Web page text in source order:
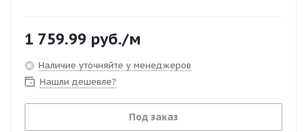
1 759.99 руб./м
Наличие уточняйте у менеджеров
Нашли дешевле?
Под заказ